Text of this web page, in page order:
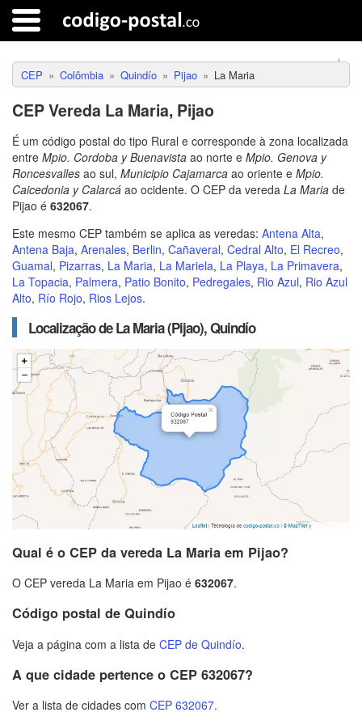
CEP Colômbia Quindío Pijao La Maria
CEP Vereda La Maria, Pijao
É um código postal do tipo Rural e corresponde à zona localizada
entre Mpio. Cordoba y Buenavista ao norte e Mpio. Genova y
Roncesvalles ao sul, Municipio Cajamarca ao oriente e Mpio.
Caicedonia y Calarcá ao ocidente. O CEP da vereda La Maria de
Pijao é 632067.
Este mesmo CEP também se aplica as veredas: Antena Alta,
Antena Baja, Arenales, Berlin, Cañaveral, Cedral Alto, El Recreo,
Guamal, Pizarras, La Maria, La Mariela, La Playa, La Primavera,
La Topacia, Palmera, Patio Bonito, Pedregales, Rio Azul, Rio Azul
Alto, Río Rojo, Rios Lejos.
Localização de La Maria (Pijao), Quindío
Qual é o CEP da vereda La Maria em Pijao?
O CEP vereda La Maria em Pijao é 632067.
Código postal de Quindío
Veja a página com a lista de CEP de Quindío.
A que cidade pertence o CEP 632067?
Ver a lista de cidades com CEP 632067.